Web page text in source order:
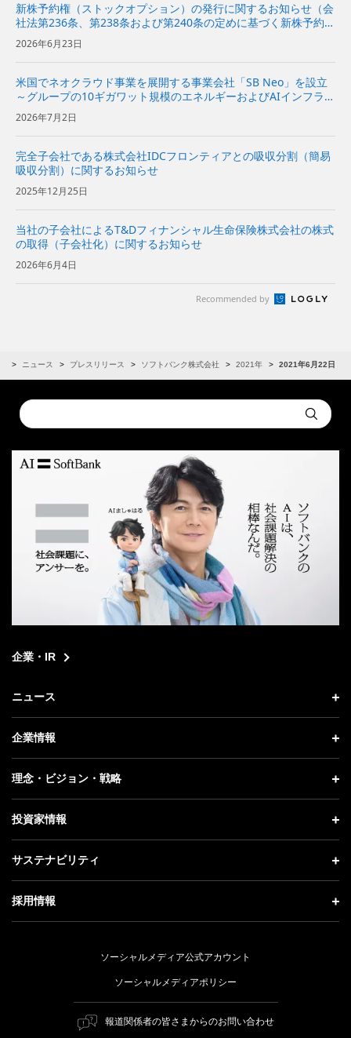
新株予約権（ストックオプション）の発行に関するお知らせ（会
社法第236条、第238条および第240条の定めに基づく新株予約権
の発行）
2026年6月23日
米国でネオクラウド事業を展開する事業会社「SB Neo」を設立
～グループの10ギガワット規模のエネルギーおよびAIインフラを
基に、米国の企業向けにネオクラウドサービスを提供～
2026年7月2日
完全子会社である株式会社IDCフロンティアとの吸収分割（簡易
吸収分割）に関するお知らせ
2025年12月25日
当社の子会社によるT&Dフィナンシャル生命保険株式会社の株式
の取得（子会社化）に関するお知らせ
2026年6月4日
Recommended by
ニュース プレスリリース ソフトバンク株式会社 2021年 2021年6月22日
Conduct
a
Submit
企業・IR
ニュース
ニュース トップ
プレスリリース
更新情報
記者説明会
企業情報
企業情報 トップ
社長メッセージ
事業紹介
ガバナンス
理念・ビジョン・戦略
理念・ビジョン・戦略 トップ
成長戦略「Activate AI for Society」
人材戦略
投資家情報
投資家情報 トップ
経営方針
個人投資家の皆さまへ
株式と社債について
サステナビリティ
サステナビリティ トップ
トップメッセージ
ESG方針・体制
マテリアリティ（重要課題）
採用情報
キャリア採用
障がい者採用
ソーシャルメディア公式アカウント
ソーシャルメディアポリシー
報道関係者の皆さまからのお問い合わせ